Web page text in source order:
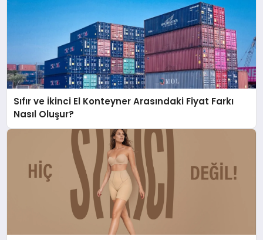
Sıfır ve İkinci El Konteyner Arasındaki Fiyat Farkı
Nasıl Oluşur?